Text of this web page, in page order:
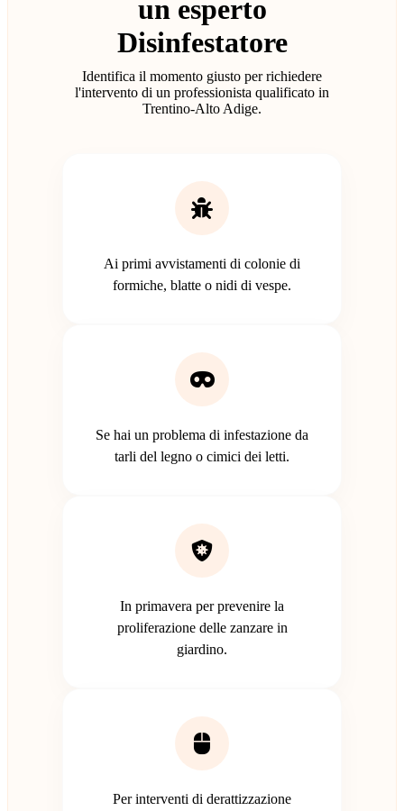
un esperto
Disinfestatore
Identifica il momento giusto per richiedere
l'intervento di un professionista qualificato in
Trentino-Alto Adige.
Ai primi avvistamenti di colonie di
formiche, blatte o nidi di vespe.
Se hai un problema di infestazione da
tarli del legno o cimici dei letti.
In primavera per prevenire la
proliferazione delle zanzare in
giardino.
Per interventi di derattizzazione